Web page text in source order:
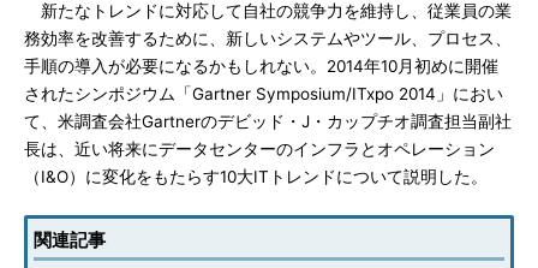
新たなトレンドに対応して自社の競争力を維持し、従業員の業
務効率を改善するために、新しいシステムやツール、プロセス、
手順の導入が必要になるかもしれない。2014年10月初めに開催
されたシンポジウム「Gartner Symposium/ITxpo 2014」におい
て、米調査会社Gartnerのデビッド・J・カップチオ調査担当副社
長は、近い将来にデータセンターのインフラとオペレーション
（I&O）に変化をもたらす10大ITトレンドについて説明した。
関連記事